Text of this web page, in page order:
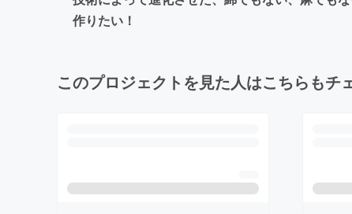
作りたい！
このプロジェクトを見た人はこちらもチ